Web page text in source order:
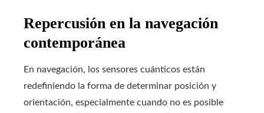
Repercusión en la navegación
contemporánea
En navegación, los sensores cuánticos están
redefiniendo la forma de determinar posición y
orientación, especialmente cuando no es posible